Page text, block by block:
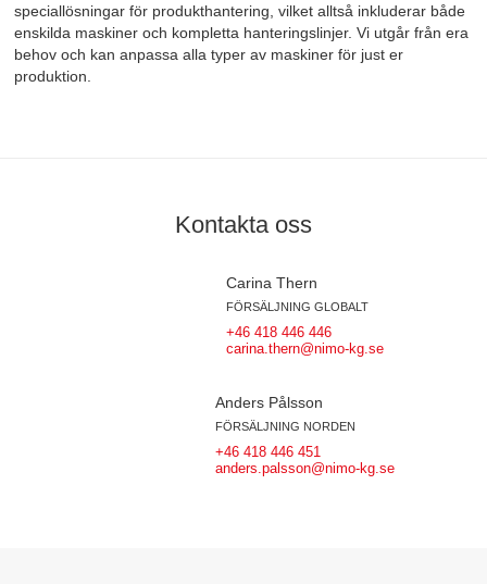
speciallösningar för produkthantering, vilket alltså inkluderar både
enskilda maskiner och kompletta hanteringslinjer. Vi utgår från era
behov och kan anpassa alla typer av maskiner för just er
produktion.
Kontakta oss
Carina Thern
FÖRSÄLJNING GLOBALT
+46 418 446 446
carina.thern@nimo-kg.se
Anders Pålsson
FÖRSÄLJNING NORDEN
+46 418 446 451
anders.palsson@nimo-kg.se